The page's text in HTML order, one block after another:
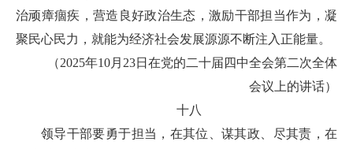
治顽瘴痼疾，营造良好政治生态，激励干部担当作为，凝
聚民心民力，就能为经济社会发展源源不断注入正能量。
（2025年10月23日在党的二十届四中全会第二次全体
会议上的讲话）
十八
领导干部要勇于担当，在其位、谋其政、尽其责，在